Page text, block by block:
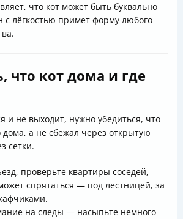
что кот может быть буквально
лёгкостью примет форму любого
что кот дома и где
и не выходит, нужно убедиться, что
дома, а не сбежал через открытую
сетки.
проверьте квартиры соседей,
спрятаться — под лестницей, за
на следы — насыпьте немного